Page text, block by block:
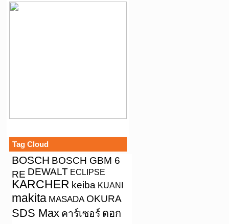
Tag Cloud
BOSCH BOSCH GBM 6
RE DEWALT ECLIPSE
KARCHER keiba KUANI
makita MASADA OKURA
SDS Max คาร์เซอร์ ดอก